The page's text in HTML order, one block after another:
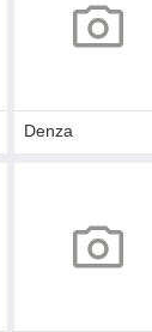
Denza